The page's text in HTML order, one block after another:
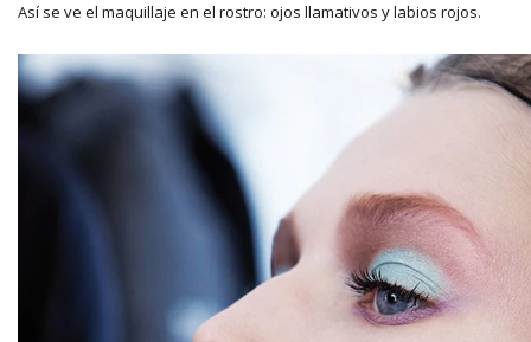
Así se ve el maquillaje en el rostro: ojos llamativos y labios rojos.